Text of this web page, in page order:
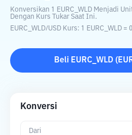
Konversikan 1 EURC_WLD Menjadi
Dengan Kurs Tukar Saat Ini.
EURC_WLD/USD Kurs: 1 EURC_WLD = 0
Beli EURC_WLD(
Konversi
Dari